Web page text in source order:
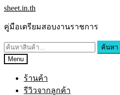
Skip
navigation
Skip
content
sheet.in.th
คู่มือเตรียมสอบงานราชการ
ค้นหา:
ค้นหา
Menu
ร้านค้า
รีวิวจากลูกค้า